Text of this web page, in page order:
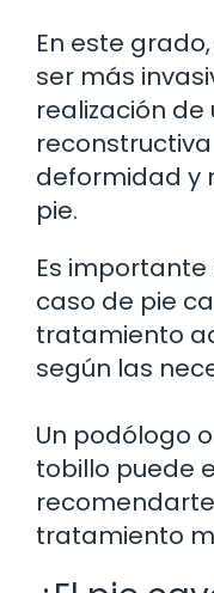
En este
ser más
realización de
deformidad y
pie.
Es
caso de pie
tratamiento
según las
Un podólogo
tobillo puede
tratamiento